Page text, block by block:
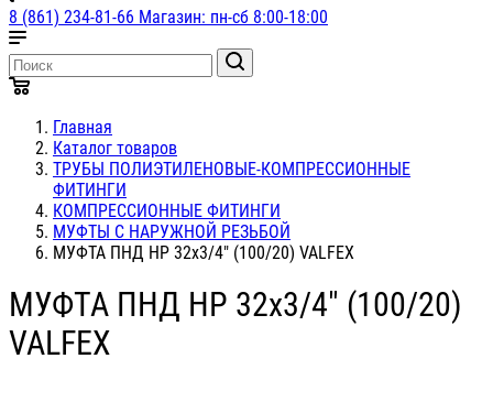
8 (861) 234-81-66 Магазин: пн-сб 8:00-18:00
Главная
Каталог товаров
ТРУБЫ ПОЛИЭТИЛЕНОВЫЕ-КОМПРЕССИОННЫЕ
ФИТИНГИ
КОМПРЕССИОННЫЕ ФИТИНГИ
МУФТЫ С НАРУЖНОЙ РЕЗЬБОЙ
МУФТА ПНД НР 32х3/4" (100/20) VALFEX
МУФТА ПНД НР 32х3/4" (100/20)
VALFEX